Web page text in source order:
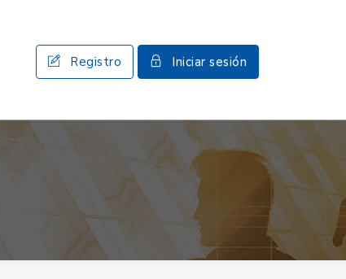
Registro Iniciar sesión